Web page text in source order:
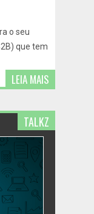
o seu
que tem
LEIA MAIS
TALKZ